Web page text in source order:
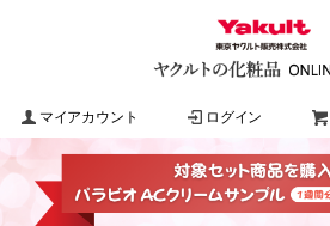
マイアカウント ログイン